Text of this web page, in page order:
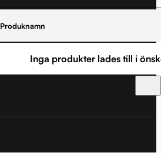
Produknamn
Inga produkter lades till i